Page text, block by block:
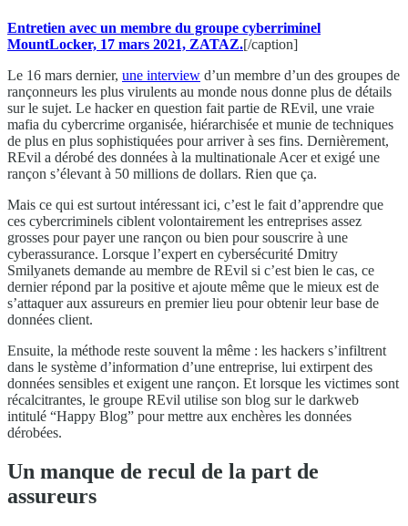
Entretien avec un membre du groupe cyberriminel
MountLocker, 17 mars 2021, ZATAZ.[/caption]
Le 16 mars dernier, une interview d’un membre d’un des groupes de
rançonneurs les plus virulents au monde nous donne plus de détails
sur le sujet. Le hacker en question fait partie de REvil, une vraie
mafia du cybercrime organisée, hiérarchisée et munie de techniques
de plus en plus sophistiquées pour arriver à ses fins. Dernièrement,
REvil a dérobé des données à la multinationale Acer et exigé une
rançon s’élevant à 50 millions de dollars. Rien que ça.
Mais ce qui est surtout intéressant ici, c’est le fait d’apprendre que
ces cybercriminels ciblent volontairement les entreprises assez
grosses pour payer une rançon ou bien pour souscrire à une
cyberassurance. Lorsque l’expert en cybersécurité Dmitry
Smilyanets demande au membre de REvil si c’est bien le cas, ce
dernier répond par la positive et ajoute même que le mieux est de
s’attaquer aux assureurs en premier lieu pour obtenir leur base de
données client.
Ensuite, la méthode reste souvent la même : les hackers s’infiltrent
dans le système d’information d’une entreprise, lui extirpent des
données sensibles et exigent une rançon. Et lorsque les victimes sont
récalcitrantes, le groupe REvil utilise son blog sur le darkweb
intitulé “Happy Blog” pour mettre aux enchères les données
dérobées.
Un manque de recul de la part de
assureurs